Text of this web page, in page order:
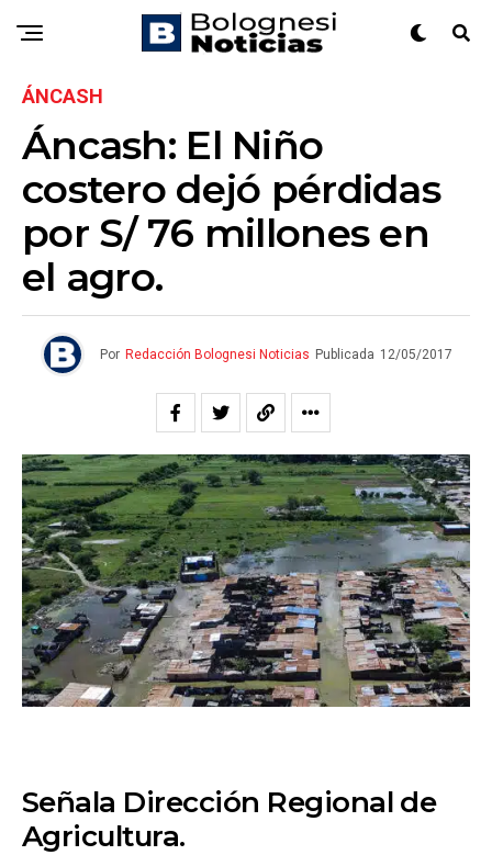
ÁNCASH
Áncash: El Niño
costero dejó pérdidas
por S/ 76 millones en
el agro.
Por Redacción Bolognesi Noticias Publicada 12/05/2017
Señala Dirección Regional de
Agricultura.